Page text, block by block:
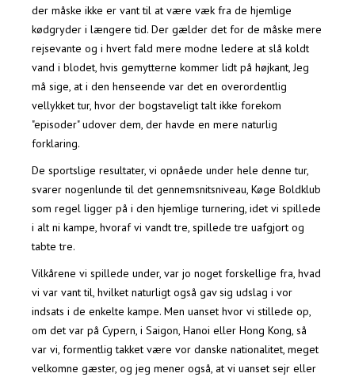
der måske ikke er vant til at være væk fra de hjemlige
kødgryder i længere tid. Der gælder det for de måske mere
rejsevante og i hvert fald mere modne ledere at slå koldt
vand i blodet, hvis gemytterne kommer lidt på højkant, Jeg
må sige, at i den henseende var det en overordentlig
vellykket tur, hvor der bogstaveligt talt ikke forekom
"episoder" udover dem, der havde en mere naturlig
forklaring.
De sportslige resultater, vi opnåede under hele denne tur,
svarer nogenlunde til det gennemsnitsniveau, Køge Boldklub
som regel ligger på i den hjemlige turnering, idet vi spillede
i alt ni kampe, hvoraf vi vandt tre, spillede tre uafgjort og
tabte tre.
Vilkårene vi spillede under, var jo noget forskellige fra, hvad
vi var vant til, hvilket naturligt også gav sig udslag i vor
indsats i de enkelte kampe. Men uanset hvor vi stillede op,
om det var på Cypern, i Saigon, Hanoi eller Hong Kong, så
var vi, formentlig takket være vor danske nationalitet, meget
velkomne gæster, og jeg mener også, at vi uanset sejr eller